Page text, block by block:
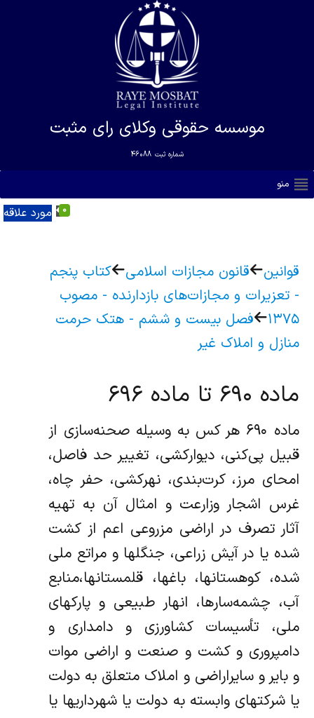
موسسه حقوقی وکلای رای مثبت
شماره ثبت 46088
منو
مورد علاقه 0
قوانین قانون مجازات اسلامی
کتاب پنجم
- تعزیرات و مجازات‌های بازدارنده - مصوب
۱۳۷۵
فصل بیست و ششم - هتک حرمت
منازل و املاک غیر
ماده ۶۹۰ تا ماده ۶۹۶
ماده ۶۹۰ هر کس به وسیله صحنه‌سازی از
قبیل پی‌کنی، دیوارکشی، تغییر حد فاصل،
امحای مرز، کرت‌بندی، نهرکشی، حفر چاه،
غرس اشجار و‌زارعت و امثال آن به تهیه
آثار تصرف در اراضی مزروعی اعم از کشت
شده یا در آیش زراعی، جنگلها و مراتع ملی
شده، کوهستانها، باغها، قلمستانها،‌منابع
آب، چشمه‌سارها، انهار طبیعی و پارکهای
ملی، تأسیسات کشاورزی و دامداری و
دامپروری و کشت و صنعت و اراضی موات
و بایر و سایر‌اراضی و املاک متعلق به دولت
یا شرکتهای وابسته به دولت یا شهرداریها یا